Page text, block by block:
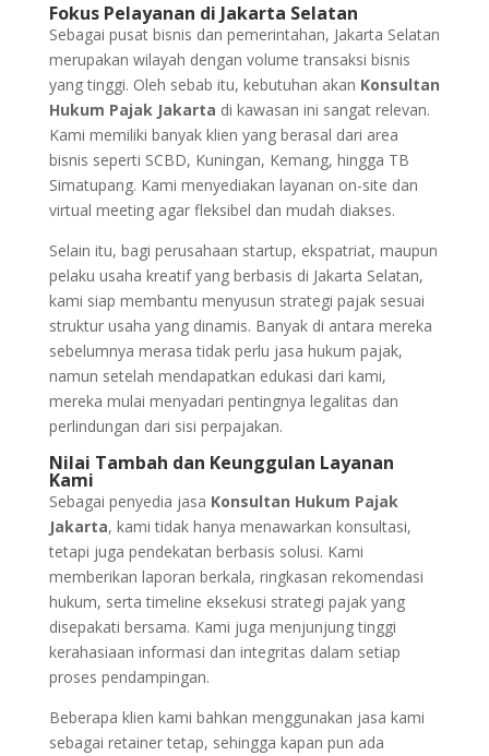
Fokus Pelayanan di Jakarta Selatan
Sebagai pusat bisnis dan pemerintahan, Jakarta Selatan
merupakan wilayah dengan volume transaksi bisnis
yang tinggi. Oleh sebab itu, kebutuhan akan Konsultan
Hukum Pajak Jakarta di kawasan ini sangat relevan.
Kami memiliki banyak klien yang berasal dari area
bisnis seperti SCBD, Kuningan, Kemang, hingga TB
Simatupang. Kami menyediakan layanan on-site dan
virtual meeting agar fleksibel dan mudah diakses.
Selain itu, bagi perusahaan startup, ekspatriat, maupun
pelaku usaha kreatif yang berbasis di Jakarta Selatan,
kami siap membantu menyusun strategi pajak sesuai
struktur usaha yang dinamis. Banyak di antara mereka
sebelumnya merasa tidak perlu jasa hukum pajak,
namun setelah mendapatkan edukasi dari kami,
mereka mulai menyadari pentingnya legalitas dan
perlindungan dari sisi perpajakan.
Nilai Tambah dan Keunggulan Layanan
Kami
Sebagai penyedia jasa Konsultan Hukum Pajak
Jakarta, kami tidak hanya menawarkan konsultasi,
tetapi juga pendekatan berbasis solusi. Kami
memberikan laporan berkala, ringkasan rekomendasi
hukum, serta timeline eksekusi strategi pajak yang
disepakati bersama. Kami juga menjunjung tinggi
kerahasiaan informasi dan integritas dalam setiap
proses pendampingan.
Beberapa klien kami bahkan menggunakan jasa kami
sebagai retainer tetap, sehingga kapan pun ada